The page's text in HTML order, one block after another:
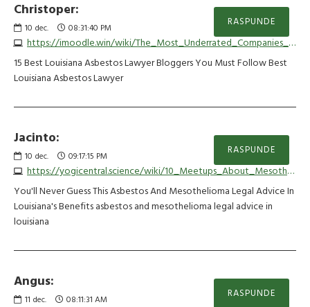
Christoper:
10 dec. 08:31:40 PM
https://imoodle.win/wiki/The_Most_Underrated_Companies_To_Follow_In_The_Louisiana_Asbestos_Cancer_Lawyer_Industry
RASPUNDE
15 Best Louisiana Asbestos Lawyer Bloggers You Must Follow Best
Louisiana Asbestos Lawyer
Jacinto:
10 dec. 09:17:15 PM
https://yogicentral.science/wiki/10_Meetups_About_Mesothelioma_Lawyers_Louisiana_You_Should_Attend
RASPUNDE
You'll Never Guess This Asbestos And Mesothelioma Legal Advice In
Louisiana's Benefits asbestos and mesothelioma legal advice in
louisiana
Angus:
11 dec. 08:11:31 AM
RASPUNDE